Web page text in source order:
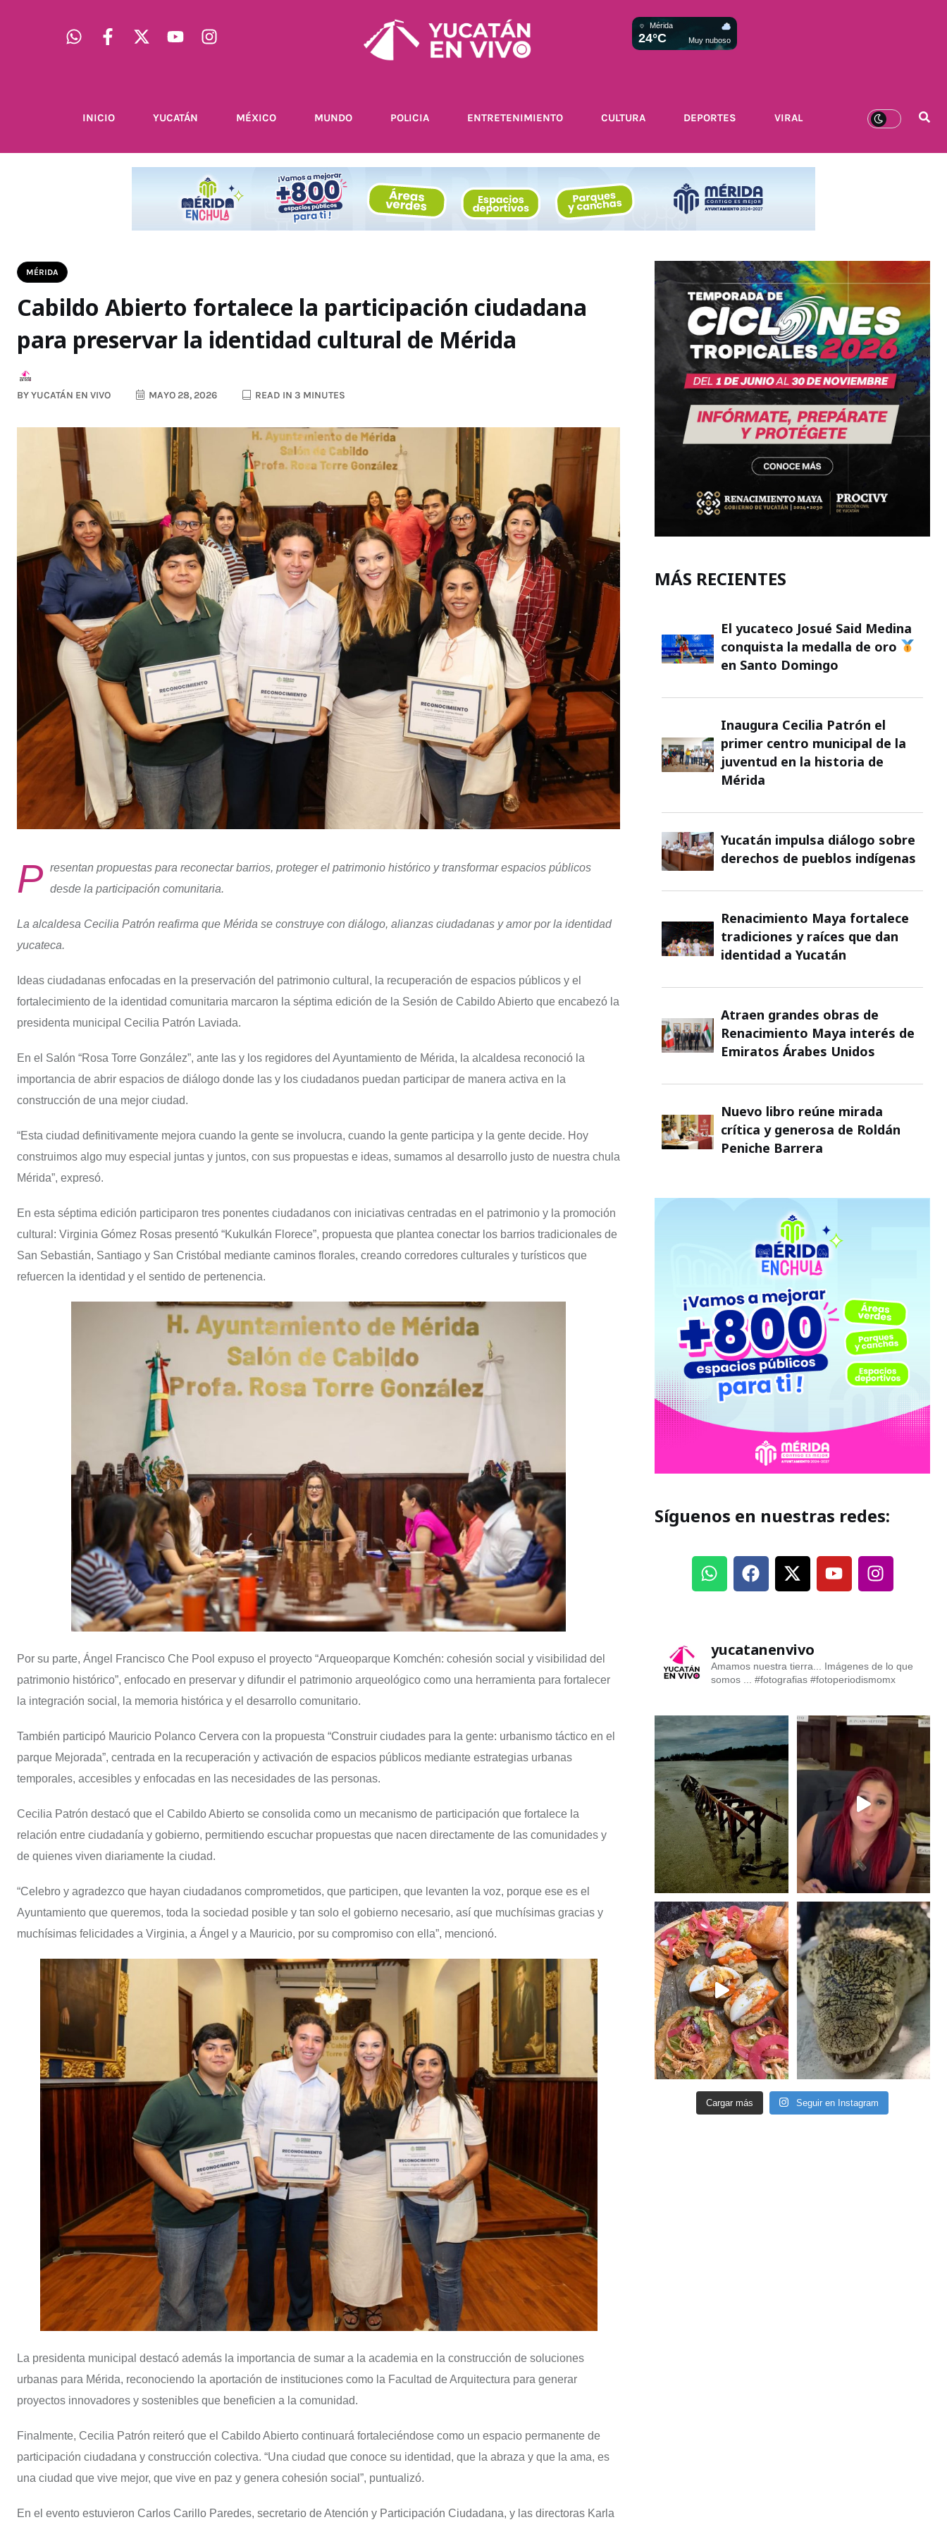
Mérida
24°C Muy nuboso
INICIO YUCATÁN MÉXICO MUNDO POLICIA ENTRETENIMIENTO CULTURA DEPORTES VIRAL
MÉRIDA
Cabildo Abierto fortalece la participación ciudadana
para preservar la identidad cultural de Mérida
BYYUCATÁN EN VIVO MAYO 28, 2026 READ IN 3 MINUTES
P resentan propuestas para reconectar barrios, proteger el patrimonio histórico y transformar espacios públicos
desde la participación comunitaria.
La alcaldesa Cecilia Patrón reafirma que Mérida se construye con diálogo, alianzas ciudadanas y amor por la identidad
yucateca.
Ideas ciudadanas enfocadas en la preservación del patrimonio cultural, la recuperación de espacios públicos y el
fortalecimiento de la identidad comunitaria marcaron la séptima edición de la Sesión de Cabildo Abierto que encabezó la
presidenta municipal Cecilia Patrón Laviada.
En el Salón “Rosa Torre González”, ante las y los regidores del Ayuntamiento de Mérida, la alcaldesa reconoció la
importancia de abrir espacios de diálogo donde las y los ciudadanos puedan participar de manera activa en la
construcción de una mejor ciudad.
“Esta ciudad definitivamente mejora cuando la gente se involucra, cuando la gente participa y la gente decide. Hoy
construimos algo muy especial juntas y juntos, con sus propuestas e ideas, sumamos al desarrollo justo de nuestra chula
Mérida”, expresó.
En esta séptima edición participaron tres ponentes ciudadanos con iniciativas centradas en el patrimonio y la promoción
cultural: Virginia Gómez Rosas presentó “Kukulkán Florece”, propuesta que plantea conectar los barrios tradicionales de
San Sebastián, Santiago y San Cristóbal mediante caminos florales, creando corredores culturales y turísticos que
refuercen la identidad y el sentido de pertenencia.
Por su parte, Ángel Francisco Che Pool expuso el proyecto “Arqueoparque Komchén: cohesión social y visibilidad del
patrimonio histórico”, enfocado en preservar y difundir el patrimonio arqueológico como una herramienta para fortalecer
la integración social, la memoria histórica y el desarrollo comunitario.
También participó Mauricio Polanco Cervera con la propuesta “Construir ciudades para la gente: urbanismo táctico en el
parque Mejorada”, centrada en la recuperación y activación de espacios públicos mediante estrategias urbanas
temporales, accesibles y enfocadas en las necesidades de las personas.
Cecilia Patrón destacó que el Cabildo Abierto se consolida como un mecanismo de participación que fortalece la
relación entre ciudadanía y gobierno, permitiendo escuchar propuestas que nacen directamente de las comunidades y
de quienes viven diariamente la ciudad.
“Celebro y agradezco que hayan ciudadanos comprometidos, que participen, que levanten la voz, porque ese es el
Ayuntamiento que queremos, toda la sociedad posible y tan solo el gobierno necesario, así que muchísimas gracias y
muchísimas felicidades a Virginia, a Ángel y a Mauricio, por su compromiso con ella”, mencionó.
La presidenta municipal destacó además la importancia de sumar a la academia en la construcción de soluciones
urbanas para Mérida, reconociendo la aportación de instituciones como la Facultad de Arquitectura para generar
proyectos innovadores y sostenibles que beneficien a la comunidad.
Finalmente, Cecilia Patrón reiteró que el Cabildo Abierto continuará fortaleciéndose como un espacio permanente de
participación ciudadana y construcción colectiva. “Una ciudad que conoce su identidad, que la abraza y que la ama, es
una ciudad que vive mejor, que vive en paz y genera cohesión social”, puntualizó.
En el evento estuvieron Carlos Carillo Paredes, secretario de Atención y Participación Ciudadana, y las directoras Karla
MÁS RECIENTES
El yucateco Josué Said Medina
conquista la medalla de oro
en Santo Domingo
Inaugura Cecilia Patrón el
primer centro municipal de la
juventud en la historia de
Mérida
Yucatán impulsa diálogo sobre
derechos de pueblos indígenas
Renacimiento Maya fortalece
tradiciones y raíces que dan
identidad a Yucatán
Atraen grandes obras de
Renacimiento Maya interés de
Emiratos Árabes Unidos
Nuevo libro reúne mirada
crítica y generosa de Roldán
Peniche Barrera
Síguenos en nuestras redes:
yucatanenvivo
Amamos nuestra tierra... Imágenes de lo que
somos ... #fotografias #fotoperiodismomx
Cargar más Seguir en Instagram